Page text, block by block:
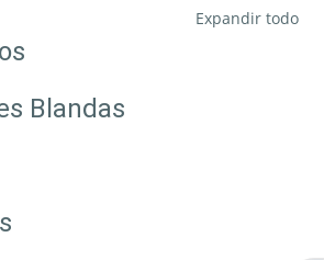
Expandir todo
Blandas